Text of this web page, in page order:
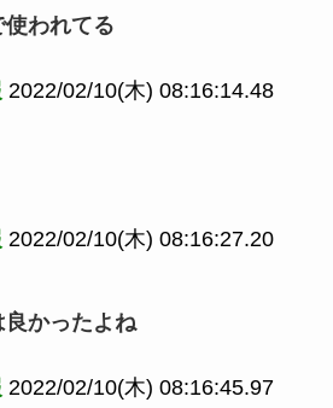
使われてる
2022/02/10(木) 08:16:14.48
2022/02/10(木) 08:16:27.20
かったよね
2022/02/10(木) 08:16:45.97